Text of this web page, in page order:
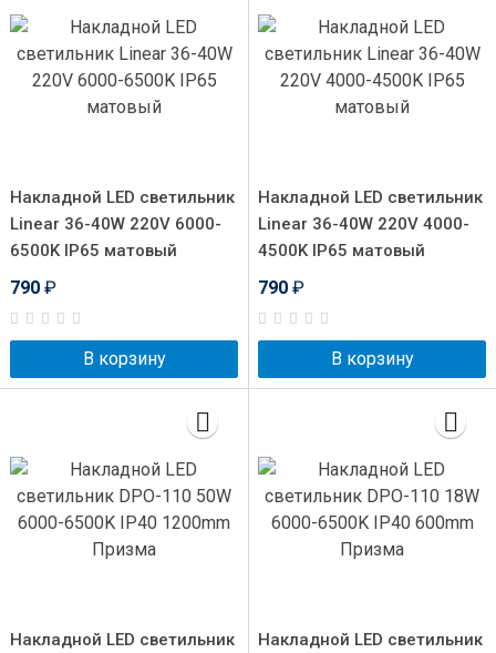
Накладной LED светильник
Linear 36-40W 220V 6000-
6500K IP65 матовый
790 ₽
В корзину
Накладной LED светильник
Linear 36-40W 220V 4000-
4500K IP65 матовый
790 ₽
В корзину
Накладной LED светильник
Накладной LED светильник